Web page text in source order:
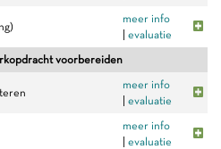
meer info
evaluatie
voorbereiden
meer info
evaluatie
meer info
evaluatie